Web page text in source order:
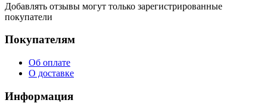
Добавлять отзывы могут только зарегистрированные
покупатели
Покупателям
Об оплате
О доставке
Информация